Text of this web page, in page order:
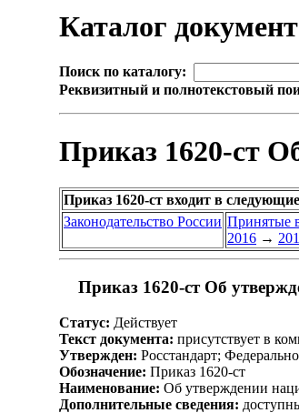
Каталог
Поиск по каталогу:
Реквизитный и полнотекстовый
Приказ 1620-ст
Приказ 1620-ст входит в
Законодательство России Принятые
2016 →
Приказ 1620-ст Об
Статус: Действует
Текст документа: присутствует в
Утвержден: Росстандарт;
Обозначение: Приказ 1620-ст
Наименование: Об утверждении
Дополнительные сведения: